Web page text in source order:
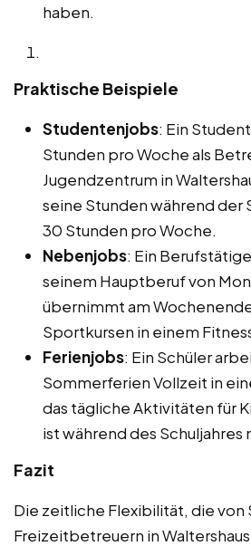
haben.
Praktische Beispiele
Studentenjobs: Ein
Stunden pro Woche als
Jugendzentrum in
seine Stunden während der
30 Stunden pro Woche.
Nebenjobs: Ein
seinem Hauptberuf von
übernimmt am
Sportkursen in einem
Ferienjobs: Ein Schüler
Sommerferien Vollzeit in
das tägliche Aktivitäten für
ist während des Schuljahres
Fazit
Die zeitliche Flexibilität, die von
Freizeitbetreuern in